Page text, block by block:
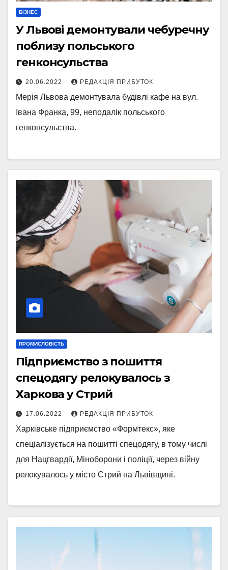
БІЗНЕС
У Львові демонтували чебуречну
поблизу польського
генконсульства
20.06.2022 РЕДАКЦІЯ ПРИБУТОК
Мерія Львова демонтувала будівлі кафе на вул.
Івана Франка, 99, неподалік польського
генконсульства.
ПРОМИСЛОВІСТЬ
Підприємство з пошиття
спецодягу релокувалось з
Харкова у Стрий
17.06.2022 РЕДАКЦІЯ ПРИБУТОК
Харківське підприємство «Формтекс», яке
спеціалізується на пошитті спецодягу, в тому числі
для Нацгвардії, Міноборони і поліції, через війну
релокувалось у місто Стрий на Львівщині.